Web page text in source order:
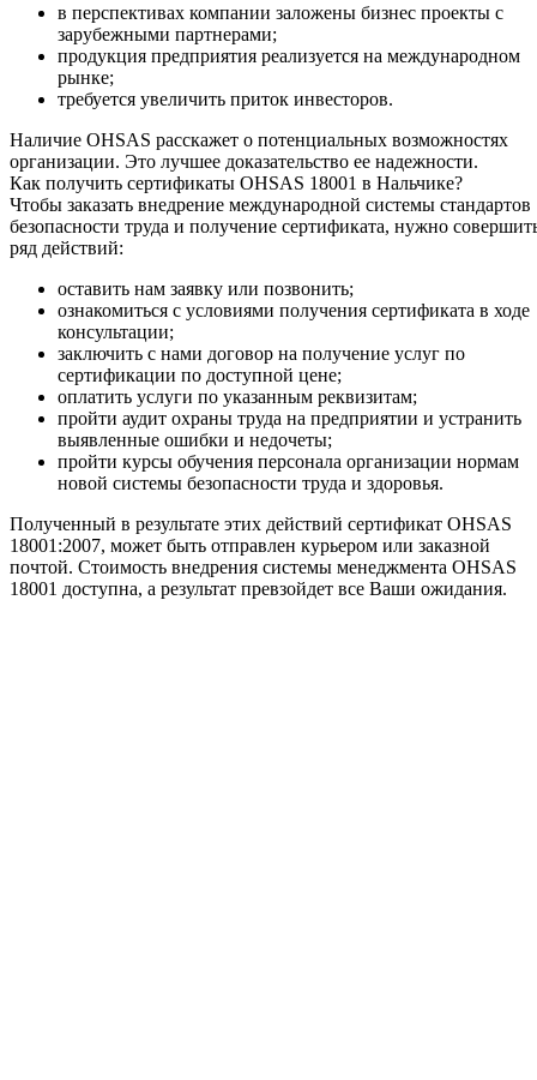
в перспективах компании заложены бизнес проекты с
зарубежными партнерами;
продукция предприятия реализуется на международном
рынке;
требуется увеличить приток инвесторов.
Наличие OHSAS расскажет о потенциальных возможностях
организации. Это лучшее доказательство ее надежности.
Как получить сертификаты OHSAS 18001 в Нальчике?
Чтобы заказать внедрение международной системы стандартов
безопасности труда и получение сертификата, нужно
ряд действий:
оставить нам заявку или позвонить;
ознакомиться с условиями получения сертификата в ходе
консультации;
заключить с нами договор на получение услуг по
сертификации по доступной цене;
оплатить услуги по указанным реквизитам;
пройти аудит охраны труда на предприятии и устранить
выявленные ошибки и недочеты;
пройти курсы обучения персонала организации нормам
новой системы безопасности труда и здоровья.
Полученный в результате этих действий сертификат OHSAS
18001:2007, может быть отправлен курьером или заказной
почтой. Стоимость внедрения системы менеджмента OHSAS
18001 доступна, а результат превзойдет все Ваши ожидания.